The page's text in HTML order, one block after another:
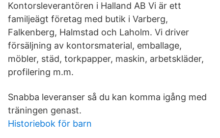
Kontorsleverantören i Halland AB Vi är ett
familjeägt företag med butik i Varberg,
Falkenberg, Halmstad och Laholm. Vi driver
försäljning av kontorsmaterial, emballage,
möbler, städ, torkpapper, maskin, arbetskläder,
profilering m.m.
Snabba leveranser så du kan komma igång med
träningen genast.
Historiebok för barn